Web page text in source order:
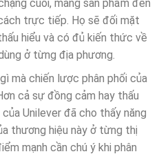
cuối, mang sản phẩm đến
trực tiếp. Họ sẽ đối mặt
hiểu và có đủ kiến thức về
ở từng địa phương.
mà chiến lược phân phối của
cả sự đồng cảm hay thấu
Unilever đã cho thấy năng
thương hiệu này ở từng thị
mạnh cần chú ý khi phân